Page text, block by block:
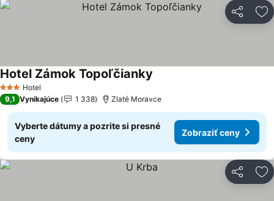
Zdieľať
3 Počet hviezdičiek
Hotel
Hotel Zámok Topoľčianky
9,1 Vynikajúce 1 338 Zlaté Moravce
Vyberte dátumy a pozrite si presné
ceny
Zobraziť ceny
Zdieľať